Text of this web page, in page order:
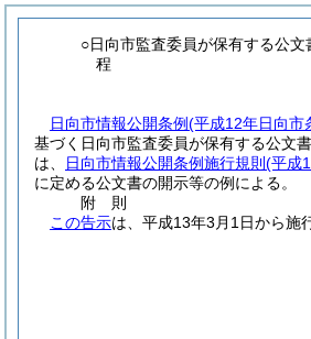
○日向市監査委員が保有する公文
程
日向市情報公開条例(平成12年日向市
基づく日向市監査委員が保有する公文
は、
日向市情報公開条例施行規則 (平成
に定める公文書の開示等の例による。
附 則
この告示は、平成13年3月1日から施